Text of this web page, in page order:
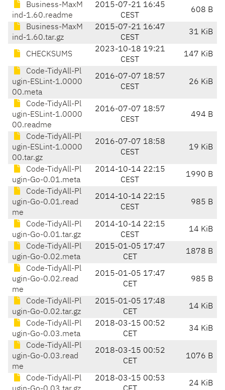
Business-MaxM
ind-1.60.readme
2015-07-21 16:45
CEST
608 B
Business-MaxM
ind-1.60.tar.gz
2015-07-21 16:47
CEST
31 KiB
CHECKSUMS
2023-10-18 19:21
CEST
147 KiB
Code-TidyAll-Pl
ugin-ESLint-1.0000
00.meta
2016-07-07 18:57
CEST
26 KiB
Code-TidyAll-Pl
ugin-ESLint-1.0000
00.readme
2016-07-07 18:57
CEST
494 B
Code-TidyAll-Pl
ugin-ESLint-1.0000
00.tar.gz
2016-07-07 18:58
CEST
19 KiB
Code-TidyAll-Pl
ugin-Go-0.01.meta
2014-10-14 22:15
CEST
1990 B
Code-TidyAll-Pl
ugin-Go-0.01.read
me
2014-10-14 22:15
CEST
985 B
Code-TidyAll-Pl
ugin-Go-0.01.tar.gz
2014-10-14 22:15
CEST
14 KiB
Code-TidyAll-Pl
ugin-Go-0.02.meta
2015-01-05 17:47
CET
1878 B
Code-TidyAll-Pl
ugin-Go-0.02.read
me
2015-01-05 17:47
CET
985 B
Code-TidyAll-Pl
ugin-Go-0.02.tar.gz
2015-01-05 17:48
CET
14 KiB
Code-TidyAll-Pl
ugin-Go-0.03.meta
2018-03-15 00:52
CET
34 KiB
Code-TidyAll-Pl
ugin-Go-0.03.read
me
2018-03-15 00:52
CET
1076 B
Code-TidyAll-Pl
2018-03-15 00:53
24 KiB